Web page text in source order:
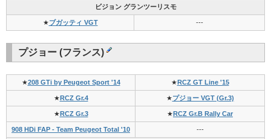
ビジョン グランツーリスモ
★ブガッティ VGT ---
プジョー (フランス)
★208 GTi by Peugeot Sport '14 ★RCZ GT Line '15
★RCZ Gr.4 ★プジョー VGT (Gr.3)
★RCZ Gr.3 ★RCZ Gr.B Rally Car
908 HDi FAP - Team Peugeot Total '10 ---